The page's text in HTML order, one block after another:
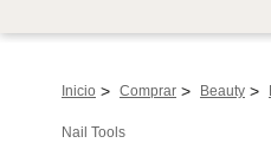
Inicio > Comprar > Beauty >
Nail Tools